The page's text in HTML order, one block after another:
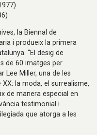
la Biennal de
i produeix la primera
“El desig de
de 60 imatges per
Lee Miller, una de les
la moda, el surrealisme,
de manera especial en
testimonial i
que atorga a les